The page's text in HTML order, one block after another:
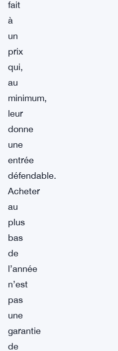
fait
à
un
prix
qui,
au
minimum,
leur
donne
une
entrée
défendable.
Acheter
au
plus
bas
de
l’année
n’est
pas
une
garantie
de